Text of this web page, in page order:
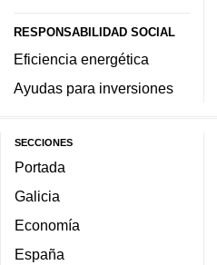
RESPONSABILIDAD SOCIAL
Eficiencia energética
Ayudas para inversiones
SECCIONES
Portada
Galicia
Economía
España